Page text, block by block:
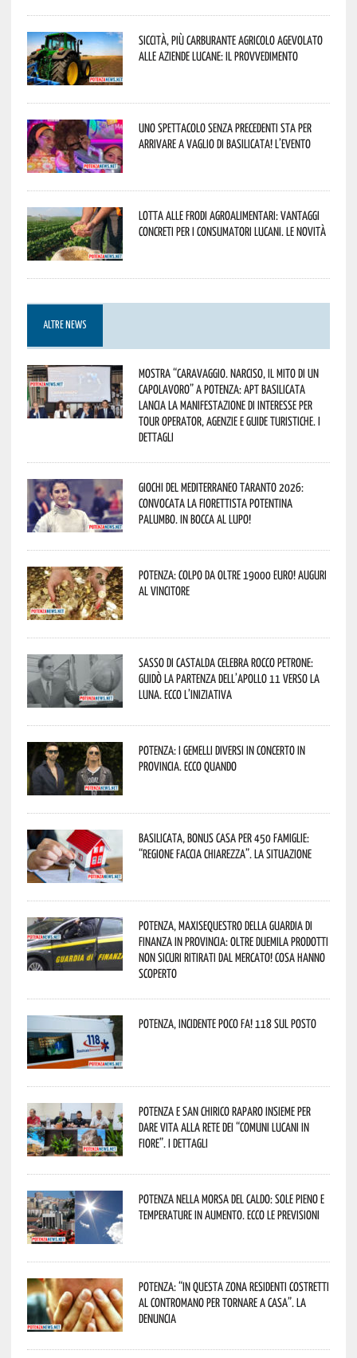
Siccità, più carburante agricolo agevolato
alle aziende lucane: il provvedimento
Uno spettacolo senza precedenti sta per
arrivare a Vaglio di Basilicata! L’evento
Lotta alle frodi agroalimentari: vantaggi
concreti per i consumatori lucani. Le novità
ALTRE NEWS
Mostra “Caravaggio. Narciso, il mito di un
capolavoro” a Potenza: APT Basilicata
lancia la manifestazione di interesse per
Tour Operator, Agenzie e Guide Turistiche. I
dettagli
Giochi del Mediterraneo Taranto 2026:
convocata la fiorettista potentina
Palumbo. In bocca al lupo!
Potenza: colpo da oltre 19000 Euro! Auguri
al vincitore
Sasso di Castalda celebra Rocco Petrone:
guidò la partenza dell’Apollo 11 verso la
Luna. Ecco l’iniziativa
Potenza: i Gemelli DiVersi in concerto in
provincia. Ecco quando
Basilicata, Bonus casa per 450 famiglie:
“Regione faccia chiarezza”. La situazione
Potenza, maxisequestro della Guardia di
Finanza in provincia: oltre duemila prodotti
non sicuri ritirati dal mercato! Cosa hanno
scoperto
Potenza, incidente poco fa! 118 sul posto
Potenza e San Chirico Raparo insieme per
dare vita alla rete dei “Comuni Lucani in
Fiore”. I dettagli
Potenza nella morsa del caldo: sole pieno e
temperature in aumento. Ecco le previsioni
Potenza: “In questa zona residenti costretti
al contromano per tornare a casa”. La
denuncia